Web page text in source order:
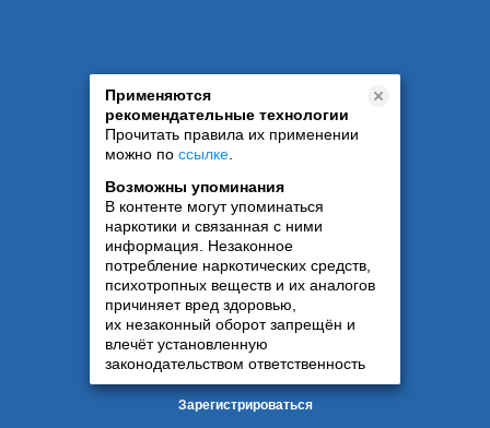
Применяются
рекомендательные технологии
Прочитать правила их применении
можно по ссылке
Возможны упоминания
В контенте могут упоминаться
наркотики и связанная с ними
информация. Незаконное
потребление наркотических средств,
психотропных веществ и их аналогов
причиняет вред здоровью,
их незаконный оборот запрещён и
влечёт установленную
законодательством ответственность
Зарегистрироваться